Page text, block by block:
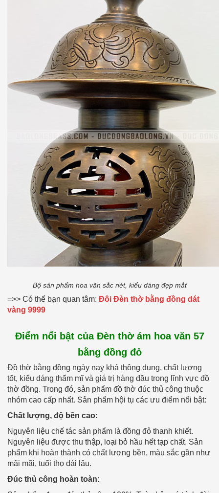
Bộ sản phẩm hoa văn sắc nét, kiểu dáng đẹp mắt
=>> Có thể bạn quan tâm: Đôi Đèn thờ bằng đồng dát
vàng 9999
Điểm nổi bật của Đèn thờ ám hoa văn 57
bằng đồng đỏ
Đồ thờ bằng đồng ngày nay khá thông dụng, chất lượng
tốt, kiểu dáng thẩm mĩ và giá trị hàng đầu trong lĩnh vực đồ
thờ đồng. Trong đó, sản phẩm đồ thờ đúc thủ công thuộc
nhóm cao cấp nhất. Sản phẩm hội tụ các ưu điểm nổi bật:
Chất lượng, độ bền cao:
Nguyên liệu chế tác sản phẩm là đồng đỏ thanh khiết.
Nguyên liệu được thu thập, loại bỏ hầu hết tạp chất. Sản
phẩm khi hoàn thành có chất lượng bền, màu sắc gần như
mãi mãi, tuổi thọ dài lâu.
Đúc thủ công hoàn toàn: